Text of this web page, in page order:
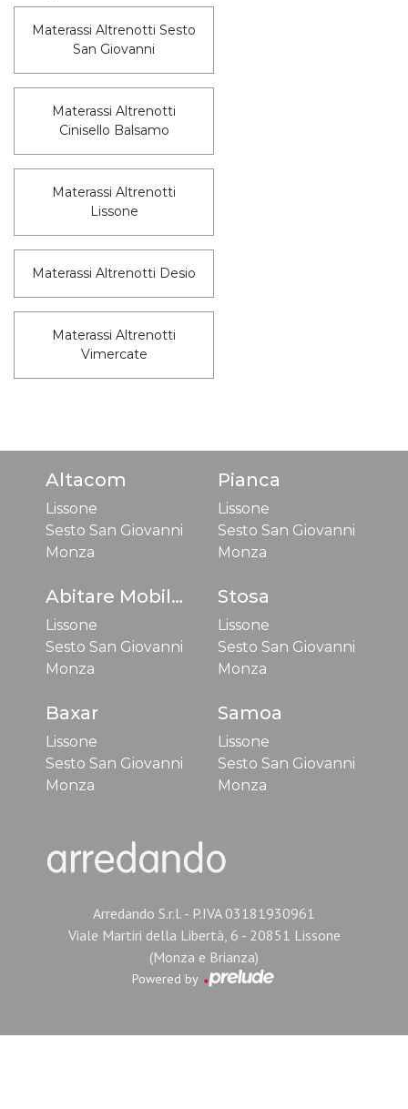
Materassi Altrenotti Sesto
San Giovanni
Materassi Altrenotti
Cinisello Balsamo
Materassi Altrenotti
Lissone
Materassi Altrenotti Desio
Materassi Altrenotti
Vimercate
Altacom
Lissone
Sesto San Giovanni
Monza
Pianca
Lissone
Sesto San Giovanni
Monza
Abitare Mobilstella
Lissone
Sesto San Giovanni
Monza
Stosa
Lissone
Sesto San Giovanni
Monza
Baxar
Lissone
Sesto San Giovanni
Monza
Samoa
Lissone
Sesto San Giovanni
Monza
Arredando S.r.l. - P.IVA 03181930961
Viale Martiri della Libertà, 6 - 20851 Lissone
(Monza e Brianza)
Powered by